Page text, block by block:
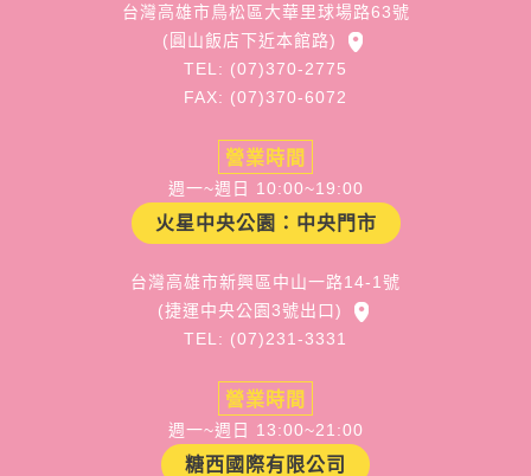
台灣高雄市鳥松區大華里球場路63號
(圓山飯店下近本館路)
TEL: (07)370-2775
FAX: (07)370-6072
營業時間
週一~週日 10:00~19:00
火星中央公園：中央門市
台灣高雄市新興區中山一路14-1號
(捷運中央公園3號出口)
TEL: (07)231-3331
營業時間
週一~週日 13:00~21:00
糖西國際有限公司